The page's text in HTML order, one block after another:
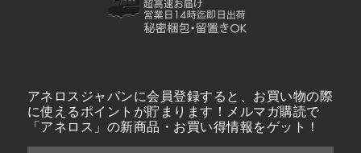
アネロスジャパンに会員登録すると、お買い物の際
に使えるポイントが貯まります！メルマガ購読で
「アネロス」の新商品・お買い得情報をゲット！